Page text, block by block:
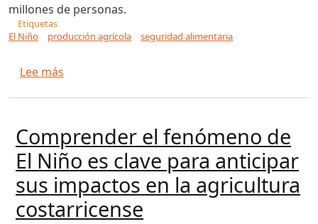
millones de personas.
Etiquetas
El Niño
producción agrícola seguridad alimentaria
Lee más
Comprender el fenómeno de
El Niño es clave para anticipar
sus impactos en la agricultura
costarricense